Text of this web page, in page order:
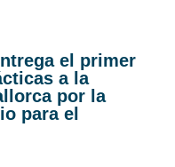
el primer
a la
por la
para el